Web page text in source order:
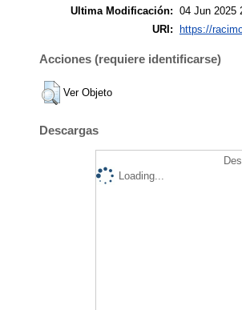
Ultima Modificación: 04 Jun 2025
URI:
https://
Acciones (requiere identificarse)
Ver Objeto
Descargas
Loading...